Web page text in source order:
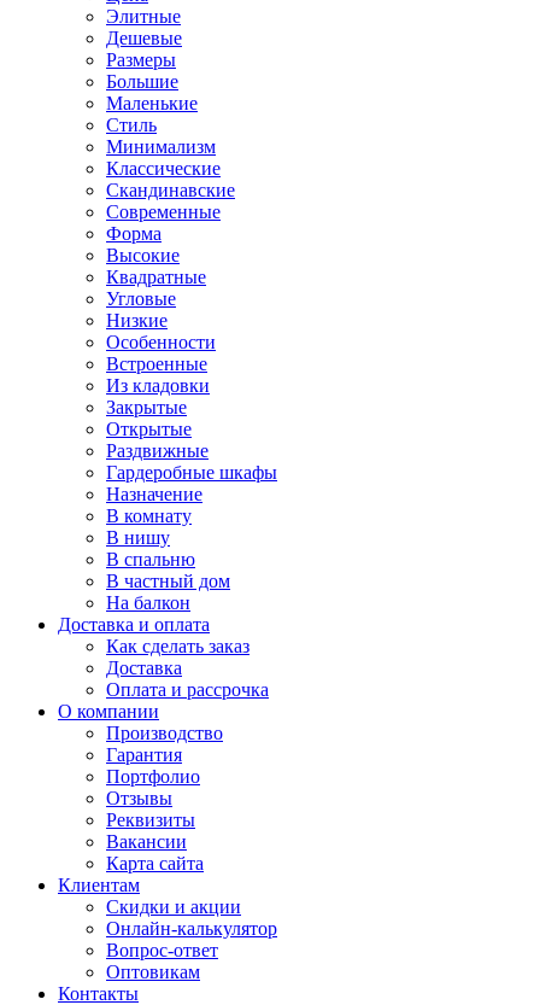
Элитные
Дешевые
Размеры
Большие
Маленькие
Стиль
Минимализм
Классические
Скандинавские
Современные
Форма
Высокие
Квадратные
Угловые
Низкие
Особенности
Встроенные
Из кладовки
Закрытые
Открытые
Раздвижные
Гардеробные шкафы
Назначение
В комнату
В нишу
В спальню
В частный дом
На балкон
Доставка и оплата
Как сделать заказ
Доставка
Оплата и рассрочка
О компании
Производство
Гарантия
Портфолио
Отзывы
Реквизиты
Вакансии
Карта сайта
Клиентам
Скидки и акции
Онлайн-калькулятор
Вопрос-ответ
Оптовикам
Контакты